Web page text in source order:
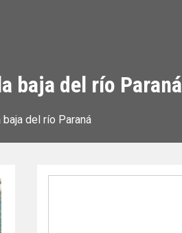
baja del río Paraná
del río Paraná